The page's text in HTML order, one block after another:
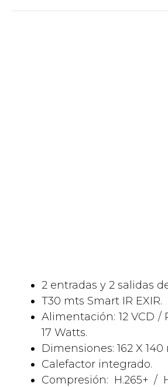
2 entradas y 2 salidas
T30 mts Smart IR EXIR.
Alimentación: 12 VCD /
17 Watts.
Dimensiones: 162 X 140
Calefactor integrado.
Compresión: H.265+ /